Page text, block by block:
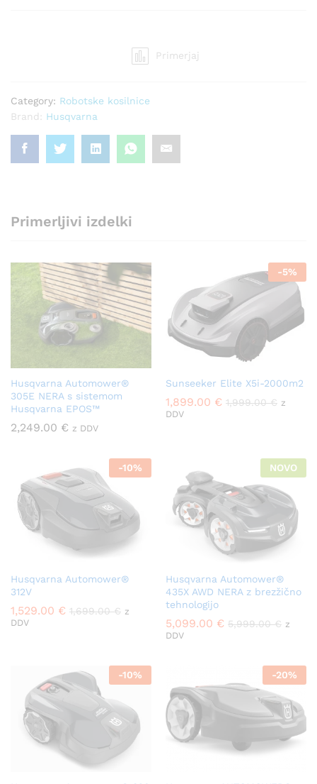
Primerjaj
Category: Robotske kosilnice
Brand: Husqvarna
Primerljivi izdelki
Husqvarna Automower®
305E NERA s sistemom
Husqvarna EPOS™
2,249.00 € z DDV
-5%
Sunseeker Elite X5i-2000m2
1,899.00 € 1,999.00€ z
DDV
-10%
Husqvarna Automower®
312V
1,529.00 € 1,699.00€ z
DDV
NOVO
Husqvarna Automower®
435X AWD NERA z brezžično
tehnologijo
5,099.00 € 5,999.00€ z
DDV
-10% -20%